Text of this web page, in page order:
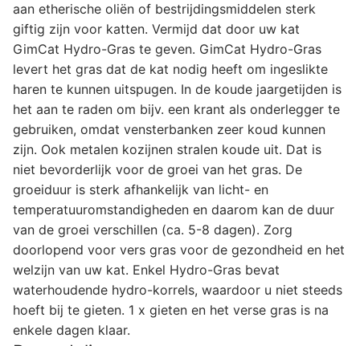
aan etherische oliën of bestrijdingsmiddelen sterk
giftig zijn voor katten. Vermijd dat door uw kat
GimCat Hydro-Gras te geven. GimCat Hydro-Gras
levert het gras dat de kat nodig heeft om ingeslikte
haren te kunnen uitspugen. In de koude jaargetijden is
het aan te raden om bijv. een krant als onderlegger te
gebruiken, omdat vensterbanken zeer koud kunnen
zijn. Ook metalen kozijnen stralen koude uit. Dat is
niet bevorderlijk voor de groei van het gras. De
groeiduur is sterk afhankelijk van licht- en
temperatuuromstandigheden en daarom kan de duur
van de groei verschillen (ca. 5-8 dagen). Zorg
doorlopend voor vers gras voor de gezondheid en het
welzijn van uw kat. Enkel Hydro-Gras bevat
waterhoudende hydro-korrels, waardoor u niet steeds
hoeft bij te gieten. 1 x gieten en het verse gras is na
enkele dagen klaar.